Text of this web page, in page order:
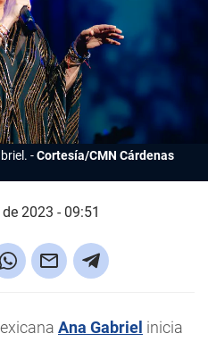
Cortesía/CMN Cárdenas
2023 - 09:51
Ana Gabriel inicia